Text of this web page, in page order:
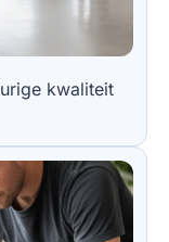
kwaliteit